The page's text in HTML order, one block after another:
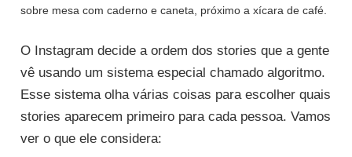
sobre mesa com caderno e caneta, próximo a xícara de café.
O Instagram decide a ordem dos stories que a gente
vê usando um sistema especial chamado algoritmo.
Esse sistema olha várias coisas para escolher quais
stories aparecem primeiro para cada pessoa. Vamos
ver o que ele considera: